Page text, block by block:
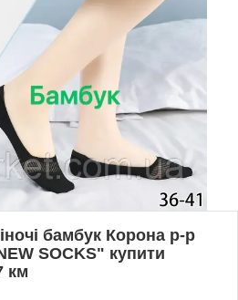
бамбук Корона р-р
SOCKS" купити
км